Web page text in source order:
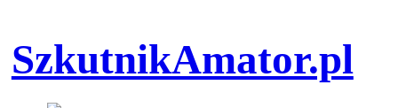
SzkutnikAmator.pl